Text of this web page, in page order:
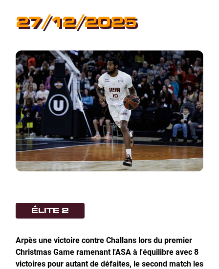
27/12/2025
ÉLITE 2
Arpès une victoire contre Challans lors du premier
Christmas Game ramenant l'ASA à l'équilibre avec 8
victoires pour autant de défaites, le second match les